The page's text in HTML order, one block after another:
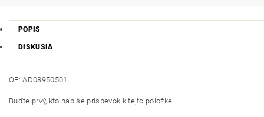
POPIS
DISKUSIA
OE: AD08950501
Buďte prvý, kto napíše príspevok k tejto položke.